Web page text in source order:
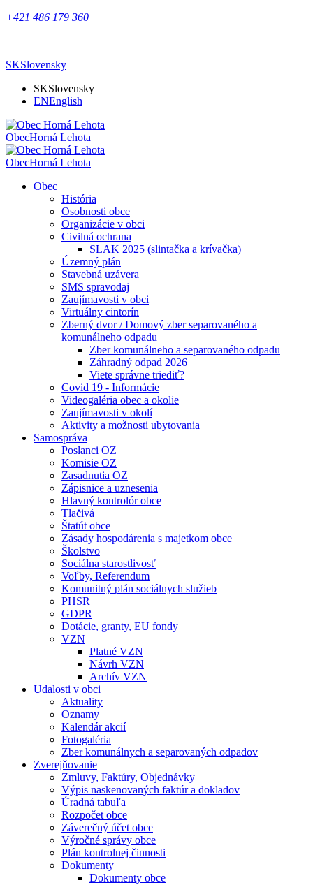
+421 486 179 360
SKSlovensky
SKSlovensky
ENEnglish
ObecHorná Lehota
ObecHorná Lehota
Obec
História
Osobnosti obce
Organizácie v obci
Civilná ochrana
SLAK 2025 (slintačka a krívačka)
Územný plán
Stavebná uzávera
SMS spravodaj
Zaujímavosti v obci
Virtuálny cintorín
Zberný dvor / Domový zber separovaného a
komunálneho odpadu
Zber komunálneho a separovaného odpadu
Záhradný odpad 2026
Viete správne triediť?
Covid 19 - Informácie
Videogaléria obec a okolie
Zaujímavosti v okolí
Aktivity a možnosti ubytovania
Samospráva
Poslanci OZ
Komisie OZ
Zasadnutia OZ
Zápisnice a uznesenia
Hlavný kontrolór obce
Tlačivá
Štatút obce
Zásady hospodárenia s majetkom obce
Školstvo
Sociálna starostlivosť
Voľby, Referendum
Komunitný plán sociálnych služieb
PHSR
GDPR
Dotácie, granty, EU fondy
VZN
Platné VZN
Návrh VZN
Archív VZN
Udalosti v obci
Aktuality
Oznamy
Kalendár akcií
Fotogaléria
Zber komunálnych a separovaných odpadov
Zverejňovanie
Zmluvy, Faktúry, Objednávky
Výpis naskenovaných faktúr a dokladov
Úradná tabuľa
Rozpočet obce
Záverečný účet obce
Výročné správy obce
Plán kontrolnej činnosti
Dokumenty
Dokumenty obce